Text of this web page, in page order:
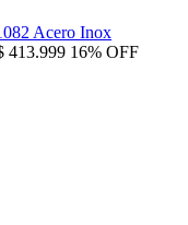
Acero Inox
413.999 16% OFF